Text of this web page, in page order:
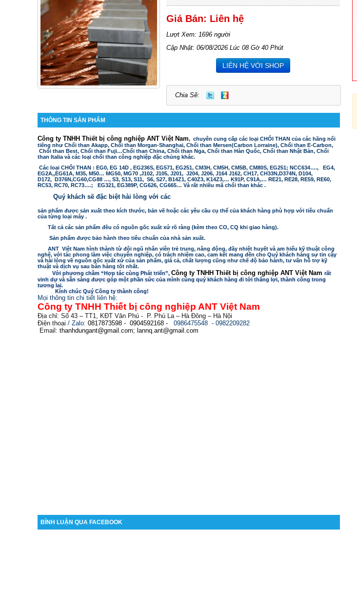
Giá Bán: Liên hệ
Lượt Xem: 1696 người
Cập Nhật: 06/08/2026 Lúc 08 Gờ 40 Phút
LIÊN HỆ VỚI SHOP
Chia Sẽ:
THÔNG TIN SẢN PHẨM
Công ty TNHH Thiết bị công nghiệp ANT Việt Nam, chuyên cung cấp các loại CHỔI THAN của các hãng nổi
tiếng như Chổi than Akapp, Chổi than Morgan-Shanghai, Chổi than Mersen(Carbon Lorraine), Chổi than E-Carbon,
Chổi than Best, Chổi than Fuji…Chổi than China, Chổi than Nga, Chổi than Hàn Quốc, Chổi than Nhật Bản, Chổi
than Italia và các loại chổi than công nghiệp đặc chủng khác.
Các loại CHỔI THAN : EG0, EG 14D , EG236S, EG571, EG251, CM3H, CM5H, CM5B, CM80S, EG251; NCC634…., EG4,
EG2A,,EG61A, M35, M50… MG50, MG70 ,J102, J105, J201, J204, J206, J164 J162, CH17, CH33N,D374N, D104,
D172, D376N,CG60,CG88 …, S3, S13, S11, S6, S27, B14Z1, C40Z3, K14Z3,… K91P, C91A,… RE21, RE28, RE59, RE60,
RC53, RC70, RC73….; EG321, EG389P, CG626, CG665… Và rất nhiều mã chổi than khác .
Quý khách sẽ đặc biệt hài lòng với các
sản phẩm được sản xuất theo kích thước, bản vẽ hoặc các yêu cầu cụ thể của khách hàng phù hợp với tiêu chuẩn
của từng loại máy .
Tất cả các sản phẩm đều có nguồn gốc xuất xứ rõ ràng (kèm theo CO, CQ khi giao hàng).
Sản phẩm được bảo hành theo tiêu chuẩn của nhà sản xuất.
ANT Việt Nam hình thành từ đội ngũ nhân viên trẻ trung, năng động, đầy nhiệt huyết và am hiểu kỹ thuật công
nghệ, với tác phong làm việc chuyên nghiệp, có trách nhiệm cao, cam kết mang đến cho Quý khách hàng sự tin cậy
và hài lòng về nguồn gốc xuất xứ của sản phẩm, giá cả, chất lượng cũng như chế độ bảo hành, tư vấn hỗ trợ kỹ
thuật và dịch vụ sau bán hàng tốt nhất.
Với phương châm “Hợp tác cùng Phát triển”, Công ty TNHH Thiết bị công nghiệp ANT Việt Nam rất
vinh dự và sẵn sàng được góp một phần sức của mình cùng quý khách hàng đi tới thắng lợi, thành công trong
tương lai.
Kính chúc Quý Công ty thành công!
Mọi thông tin chi tiết liên hệ:
Công ty TNHH Thiết bị công nghiệp ANT Việt Nam
Địa chỉ: Số 43 – TT1, KĐT Văn Phú - P. Phú La – Hà Đông – Hà Nội
Điện thoại / Zalo: 0817873598 - 0904592168 - 0986475548 - 0982209282
Email: thanhdungant@gmail.com; lannq.ant@gmail.com
BÌNH LUẬN QUA FACEBOOK